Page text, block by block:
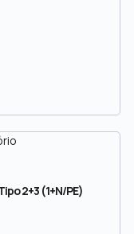
2+3 (1+N/PE)